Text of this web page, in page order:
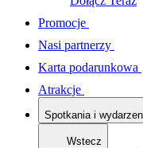
Promocje
Nasi partnerzy
Karta podarunkowa
Atrakcje
Spotkania i
Wstecz